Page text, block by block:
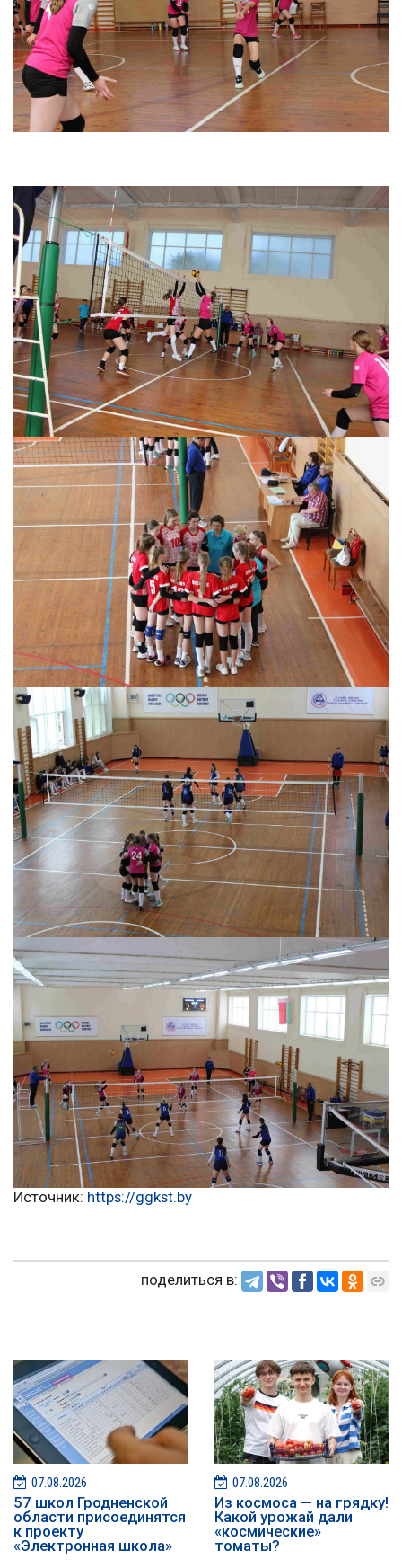
Источник: https://ggkst.by
поделиться в:
07.08.2026
57 школ Гродненской
области присоединятся
к проекту
«Электронная школа»
07.08.2026
Из космоса — на грядку!
Какой урожай дали
«космические»
томаты?